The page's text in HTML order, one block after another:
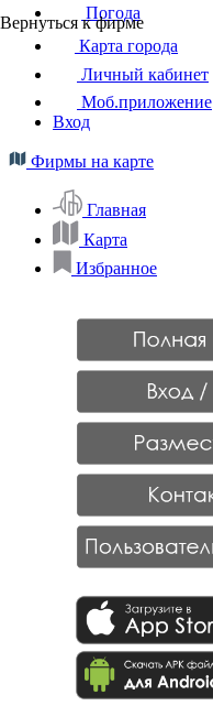
Вернуться к фирме
Погода
Карта города
Личный кабинет
Моб.приложение
Вход
Фирмы на карте
Главная
Карта
Избранное